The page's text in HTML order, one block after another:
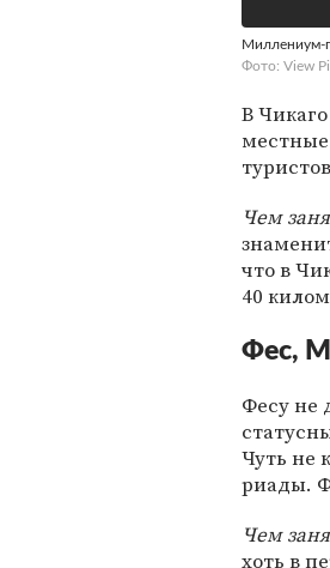
Миллениум-
Фото: View
В
Чем
что в
40
Фес,
Фесу не
Чуть не
риады.
Чем
хоть в